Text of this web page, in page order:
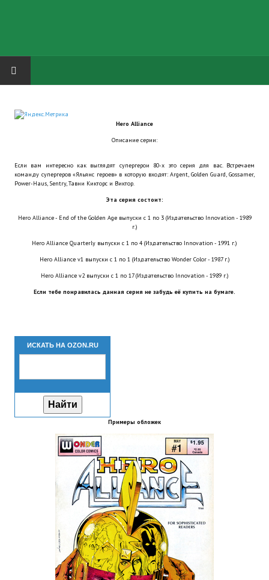
Русская биржа
Теневой кардинал для Обливиона
Aliens vs Predator 2 (Русские субтитры)
Dungeon Siege 2 Legendary Mod (Русские субтитры)
Новый ГГ
Работы Alexandra10
Kitana HGEC
Apella CBBE SSE BodySlide (with Physics)
Apella 2.0 CBBE SSE BodySlide (with Physics)
Kitana CBBE SSE BodySlide (with Physics)
New Light Skyrim SE
SB Corset Armor CBBE SSE BodySlide (with Physics)
Wedding Wear CBBE SSE BodySlide (with Physics)
Работы Тестера 55
Hero Alliance
Описание серии:
Если вам интересно как выглядят супергерои 80-х это серия для вас. Встречаем
команду супергеров «Яльянс героев» в которую входят: Argent, Golden Guard, Gossamer,
Power-Haus, Sentry, Тавни Кикторс и Виктор.
Эта серия состоит:
Hero Alliance - End of the Golden Age выпуски с 1 по 3 (Издательство Innovation - 1989
г.)
Hero Alliance Quarterly выпуски с 1 по 4 (Издательство Innovation - 1991 г.)
Hero Alliance v1 выпуски с 1 по 1 (Издательство Wonder Color - 1987 г.)
Hero Alliance v2 выпуски с 1 по 17 (Издательство Innovation - 1989 г.)
Если тебе понравилась данная серия не забудь её купить на бумаге.
ИСКАТЬ НА OZON.RU
Примеры обложек